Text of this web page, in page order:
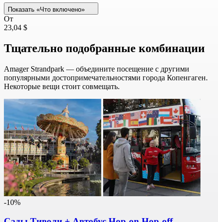
Показать «Что включено»
От
23,04 $
Тщательно подобранные комбинации
Amager Strandpark — объедините посещение с другими
популярными достопримечательностями города Копенгаген.
Некоторые вещи стоит совмещать.
-10%